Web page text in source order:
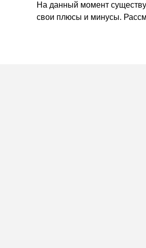
На данный момент
свои плюсы и минусы.